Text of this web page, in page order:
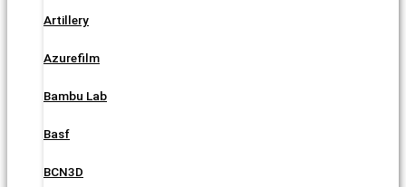
Artillery
Azurefilm
Bambu Lab
Basf
BCN3D